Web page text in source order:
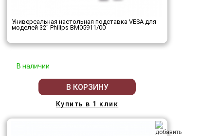
Универсальная настольная подставка VESA для
моделей 32" Philips BM05911/00
В наличии
В КОРЗИНУ
Купить в 1 клик